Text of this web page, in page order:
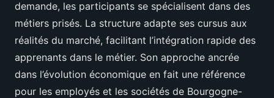
demande, les participants se spécialisent dans des
métiers prisés. La structure adapte ses cursus aux
réalités du marché, facilitant l’intégration rapide des
apprenants dans le métier. Son approche ancrée
dans l’évolution économique en fait une référence
pour les employés et les sociétés de Bourgogne-